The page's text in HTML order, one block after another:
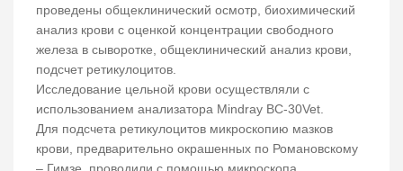
проведены общеклинический осмотр, биохимический
анализ крови с оценкой концентрации свободного
железа в сыворотке, общеклинический анализ крови,
подсчет ретикулоцитов.
Исследование цельной крови осуществляли с
использованием анализатора Mindray BC-30Vet.
Для подсчета ретикулоцитов микроскопию мазков
крови, предварительно окрашенных по Романовскому